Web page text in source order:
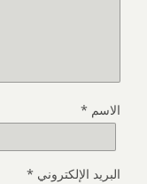
الاسم *
البريد الإلكتروني *